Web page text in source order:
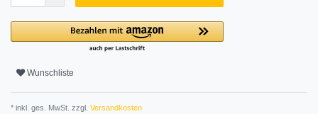
Wunschliste
* inkl. ges. MwSt. zzgl. Versandkosten